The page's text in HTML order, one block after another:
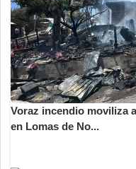
Voraz incendio moviliza
en Lomas de No...